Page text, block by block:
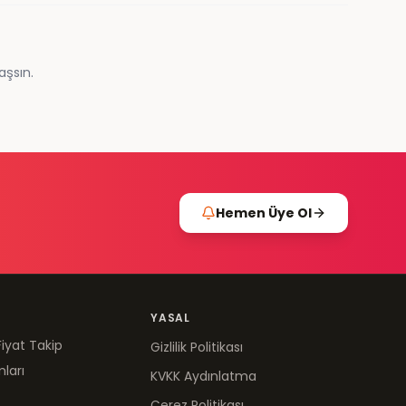
Hemen Üye Ol
Takip
YASAL
Gizlilik Politikası
KVKK Aydınlatma